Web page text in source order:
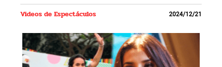
Videos de Espectáculos 2024/12/21